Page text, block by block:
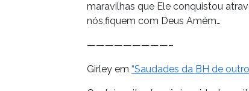
maravilhas que Ele conquistou
nós,fiquem com Deus Amém…
—————————–
Girley em “Saudades da BH de